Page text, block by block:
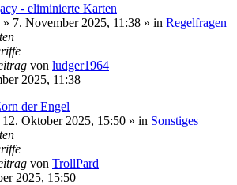
- eliminierte Karten
» 7. November 2025, 11:38 » in Regelfragen
von ludger1964
2025, 11:38
der Engel
12. Oktober 2025, 15:50 » in Sonstiges
von TrollPard
2025, 15:50